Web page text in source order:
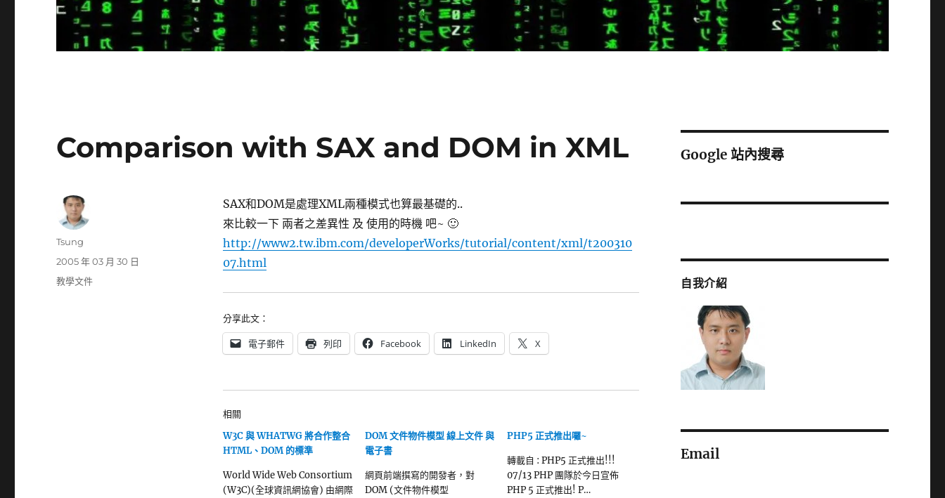
Comparison with SAX and DOM in XML
SAX和DOM是處理XML兩種模式也算最基礎的..
來比較一下 兩者之差異性 及 使用的時機 吧~ 🙂
http://www2.tw.ibm.com/developerWorks/tutorial/content/xml/t200310
07.html
分享此文：
電子郵件 列印 Facebook LinkedIn X
相關
W3C 與 WHATWG 將合作整合
HTML、DOM 的標準
World Wide Web Consortium
(W3C)(全球資訊網協會) 由網際
DOM 文件物件模型 線上文件 與
電子書
網頁前端撰寫的開發者，對
DOM (文件物件模型
PHP5 正式推出囉~
轉載自 : PHP5 正式推出!!!
07/13 PHP 團隊於今日宣佈
PHP 5 正式推出! P…
作
Tsung
發
佈
2005 年 03 月 30 日
分
教學文件
Google 站內搜尋
自我介紹
Email